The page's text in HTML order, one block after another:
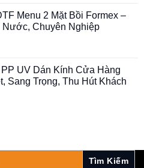
Menu 2 Mặt Bồi Formex –
Nước, Chuyên Nghiệp
PP UV Dán Kính Cửa Hàng
Sang Trọng, Thu Hút Khách